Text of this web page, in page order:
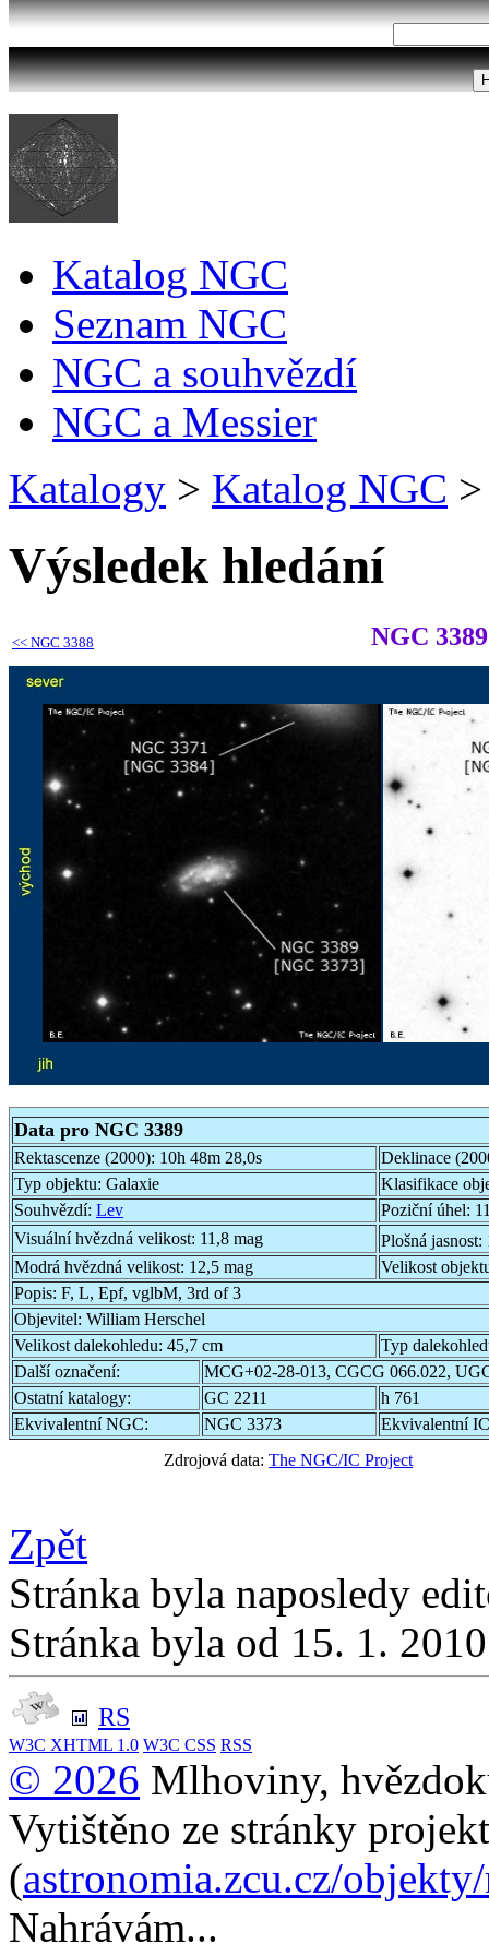
Katalog NGC
Seznam NGC
NGC a souhvězdí
NGC a Messier
Katalogy > Katalog NGC >
Výsledek hledání
<< NGC 3388 NGC 3389
Data pro NGC 3389
Rektascenze (2000): 10h 48m 28,0s
Deklinace
Typ objektu: Galaxie
Klasifikace
Souhvězdí: Lev Poziční úhel:
Visuální hvězdná velikost: 11,8 mag Plošná jasnost:
Modrá hvězdná velikost: 12,5 mag
Velikost
Popis: F, L, Epf, vglbM, 3rd of 3
Objevitel: William Herschel
Velikost dalekohledu: 45,7 cm
Typ
Další označení:
MCG+02-28-013, CGCG 066.022,
Ostatní katalogy:
GC 2211
h 761
Ekvivalentní NGC:
NGC 3373
Ekvivalentní
Zdrojová data: The NGC/IC Project
Zpět
Stránka byla naposledy
Stránka byla od 15. 1.
RS
W3C XHTML 1.0 W3C CSS RSS
© 2026 Mlhoviny,
Vytištěno ze stránky
(astronomia.zcu.cz/
Nahrávám...